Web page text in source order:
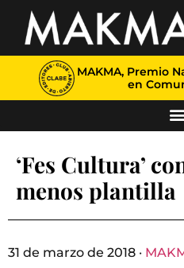
MAKMA, Premio
en
‘Fes Cultura’
menos plantilla
31 de marzo de 2018 ·